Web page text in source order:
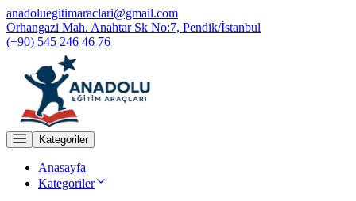
anadoluegitimaraclari@gmail.com
Orhangazi Mah. Anahtar Sk No:7, Pendik/İstanbul
(+90) 545 246 46 76
Kategoriler
Anasayfa
Kategoriler